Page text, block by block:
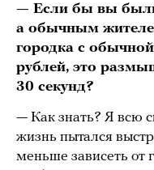
— Если бы вы
а обычным
городка с
рублей, это
30 секунд?
— Как знать? Я всю
жизнь пытался
меньше зависеть от